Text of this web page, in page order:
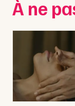
Actus dans
Magazine
À ne